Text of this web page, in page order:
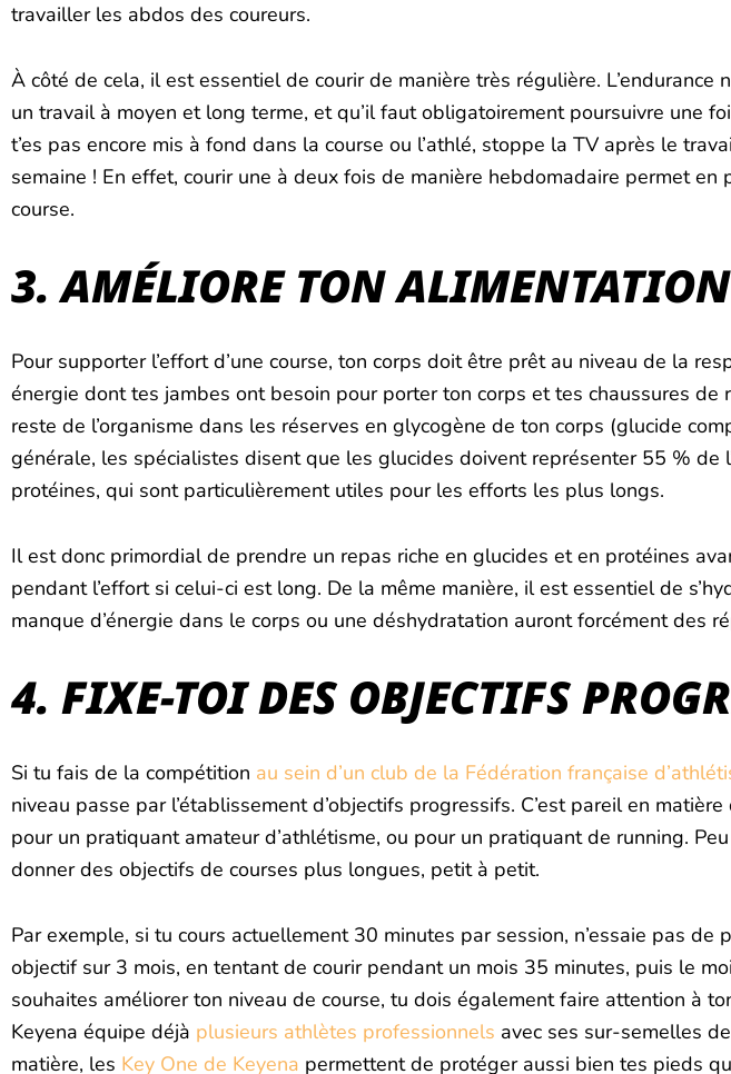
travailler les abdos des coureurs.
À côté de cela, il est essentiel de courir de manière très régulière. L’endurance
un travail à moyen et long terme, et qu’il faut obligatoirement poursuivre une
t’es pas encore mis à fond dans la course ou l’athlé, stoppe la TV après le
semaine ! En effet, courir une à deux fois de manière hebdomadaire permet
course.
3. AMÉLIORE TON ALIMENTATION
Pour supporter l’effort d’une course, ton corps doit être prêt au niveau de la
énergie dont tes jambes ont besoin pour porter ton corps et tes chaussures
reste de l’organisme dans les réserves en glycogène de ton corps (glucide
générale, les spécialistes disent que les glucides doivent représenter 55 % de
protéines, qui sont particulièrement utiles pour les efforts les plus longs.
Il est donc primordial de prendre un repas riche en glucides et en protéines
pendant l’effort si celui-ci est long. De la même manière, il est essentiel de
manque d’énergie dans le corps ou une déshydratation auront forcément des
4. FIXE-TOI DES OBJECTIFS
Si tu fais de la compétition au sein d’un club de la Fédération française
niveau passe par l’établissement d’objectifs progressifs. C’est pareil en
pour un pratiquant amateur d’athlétisme, ou pour un pratiquant de running.
donner des objectifs de courses plus longues, petit à petit.
Par exemple, si tu cours actuellement 30 minutes par session, n’essaie pas
objectif sur 3 mois, en tentant de courir pendant un mois 35 minutes, puis le
souhaites améliorer ton niveau de course, tu dois également faire attention à
Keyena équipe déjà plusieurs athlètes professionnels avec ses sur-semelles
matière, les Key One de Keyena permettent de protéger aussi bien tes pieds